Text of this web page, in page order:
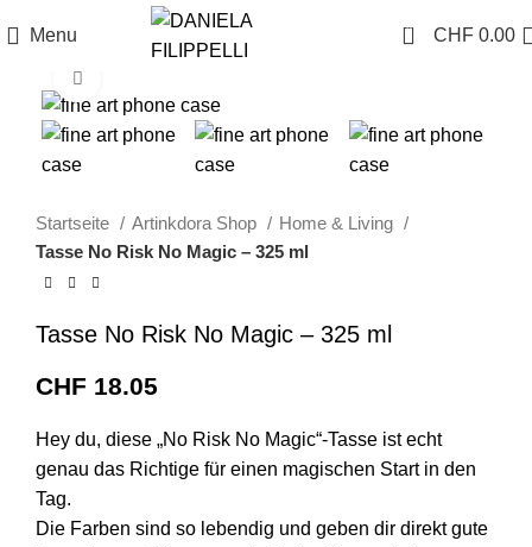
Menu 0 CHF 0.00
Startseite Artinkdora Shop
Home & Living
Tasse No Risk No Magic – 325 ml
Tasse No Risk No Magic – 325 ml
CHF 18.05
Hey du, diese „No Risk No Magic“-Tasse ist echt
genau das Richtige für einen magischen Start in den
Tag.
Die Farben sind so lebendig und geben dir direkt gute